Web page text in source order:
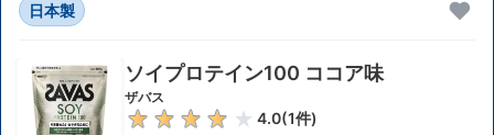
日本製
ソイプロテイン100 ココア味
ザバス
4.0(1件)